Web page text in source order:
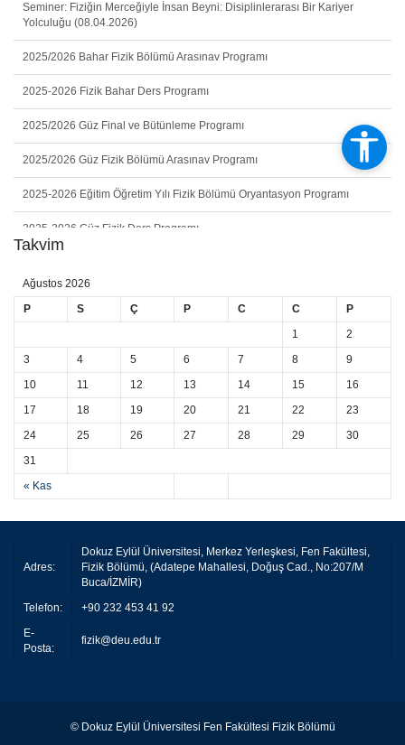
Seminer: Fiziğin Merceğiyle İnsan Beyni: Disiplinlerarası Bir Kariyer
Yolculuğu (08.04.2026)
2025/2026 Bahar Fizik Bölümü Arasınav Programı
2025-2026 Fizik Bahar Ders Programı
2025/2026 Güz Final ve Bütünleme Programı
2025/2026 Güz Fizik Bölümü Arasınav Programı
2025-2026 Eğitim Öğretim Yılı Fizik Bölümü Oryantasyon Programı
2025-2026 Güz Fizik Ders Programı
Seminer: Türküye Enerji, Nükleer ve Maden Araştırma Kurumu (TENMAK)
(20.05.2026)
Takvim
Ağustos 2026
P
S Ç P C C P
« Kas
1
2
3
4 5 6 7 8
9
10
11 12 13 14 15
16
17
18 19 20 21 22
23
24
25 26 27 28 29
30
31
Adres:
Dokuz Eylül Üniversitesi, Merkez Yerleşkesi, Fen Fakültesi,
Fizik Bölümü, (Adatepe Mahallesi, Doğuş Cad., No:207/M
Buca/İZMİR)
Telefon:
+90 232 453 41 92
E-
Posta:
fizik@deu.edu.tr
© Dokuz Eylül Üniversitesi Fen Fakültesi Fizik Bölümü